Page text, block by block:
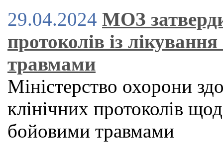
29.04.2024 МОЗ
протоколів із
травмами
Міністерство охорони
клінічних протоколів
бойовими травмами